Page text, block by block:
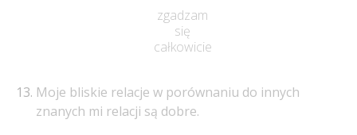
zgadzam
się
całkowicie
Moje bliskie relacje w porównaniu do innych
znanych mi relacji są dobre.